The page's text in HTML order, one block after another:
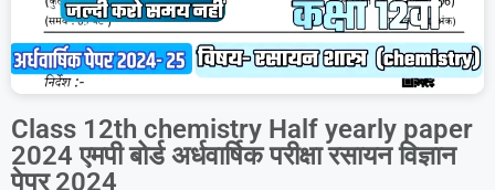
Class 12th chemistry Half yearly paper
2024 एमपी बोर्ड अर्धवार्षिक परीक्षा रसायन विज्ञान
पेपर 2024